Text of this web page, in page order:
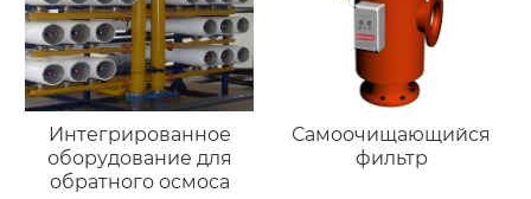
Интегрированное
оборудование для
обратного осмоса
Самоочищающийся
фильтр